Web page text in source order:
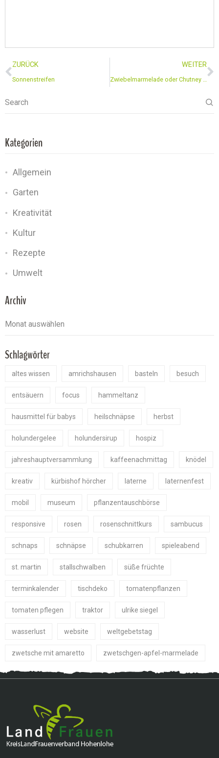
ZURÜCK
Sonnenstreifen
WEITER
Zwiebelmarmelade oder Chutney aus roten Zwiebeln
Search
Kategorien
Allgemein
Garten
Kreativität
Kultur
Rezepte
Umwelt
Archiv
Schlagwörter
altes wissen amrichshausen basteln besuch
entsäuern focus hammeltanz
hausmittel für babys heilschnäpse herbst
holundergelee holundersirup hospiz
jahreshauptversammlung kaffeenachmittag knödel
kreativ kürbishof hörcher laterne laternenfest
mobil museum pflanzentauschbörse
responsive rosen rosenschnittkurs sambucus
schnaps schnäpse schubkarren spieleabend
st. martin stallschwalben süße früchte
terminkalender tischdeko tomatenpflanzen
tomaten pflegen traktor ulrike siegel
wasserlust website weltgebetstag
zwetsche mit amaretto zwetschgen-apfel-marmelade